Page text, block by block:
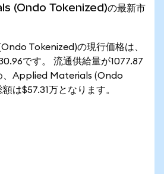
(Ondo Tokenized)の最新市
Tokenized)の現行価格は、
です。 流通供給量が1077.87
、Applied Materials (Ondo
は$57.31万となります。